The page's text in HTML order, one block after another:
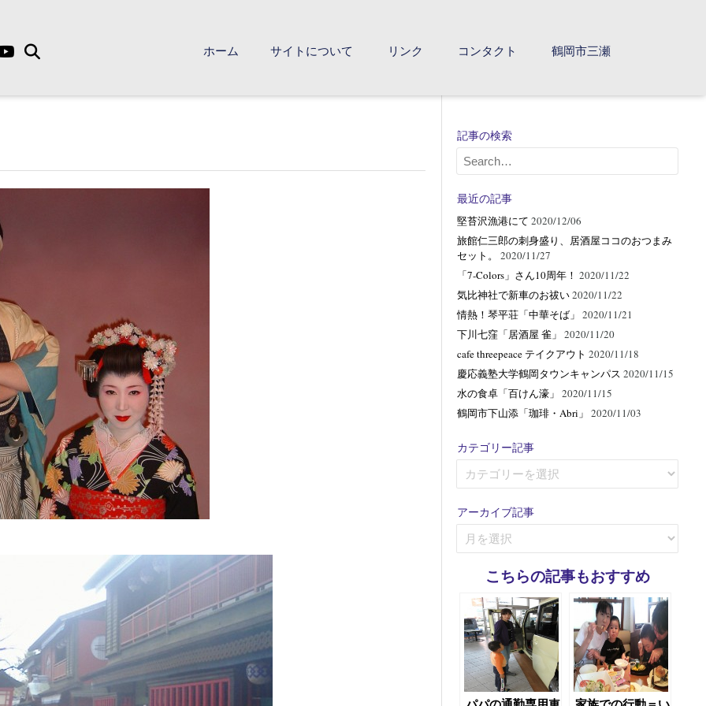
ホーム サイトについて リンク コンタクト 鶴岡市三瀬
記事の検索
最近の記事
堅苔沢漁港にて 2020/12/06
旅館仁三郎の刺身盛り、居酒屋ココのおつまみ
セット。
2020/11/27
「7-Colors」さん10周年！ 2020/11/22
気比神社で新車のお祓い2020/11/22
情熱！琴平荘「中華そば」 2020/11/21
下川七窪「居酒屋 雀」 2020/11/20
cafe threepeace テイクアウト 2020/11/18
慶応義塾大学鶴岡タウンキャンパス 2020/11/15
水の食卓「百けん濠」 2020/11/15
鶴岡市下山添「珈琲・Abri」 2020/11/03
カテゴリー記事
カ
テ
リ
ー
記
アーカイブ記事
ー
記
事
こちらの記事もおすすめ